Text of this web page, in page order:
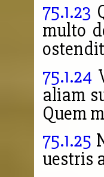
75.1.23
multo
75.1.24
aliam
Quem
75.1.25
uestris